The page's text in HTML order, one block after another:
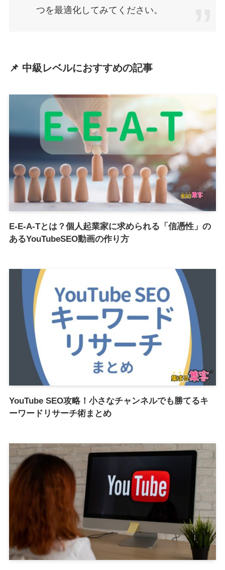
つを最適化してみてください。
📌 中級レベルにおすすめの記事
E-E-A-Tとは？個人起業家に求められる「信憑性」の
あるYouTubeSEO動画の作り方
YouTube SEO攻略！小さなチャンネルでも勝てるキ
ーワードリサーチ術まとめ